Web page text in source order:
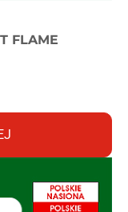
FLAME